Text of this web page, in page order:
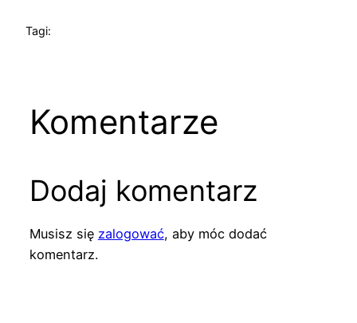
Tagi:
Komentarze
Dodaj komentarz
Musisz się zalogować, aby móc dodać
komentarz.